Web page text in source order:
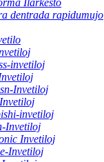
dentrada rapidumujo
invetiloj
Invetiloj
invetiloj
Invetiloj
Invetiloj
Invetiloj